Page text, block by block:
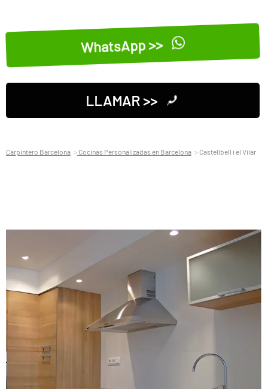
WhatsApp >>
LLAMAR >>
Carpintero Barcelona Cocinas Personalizadas en Barcelona Castellbell i el Vilar